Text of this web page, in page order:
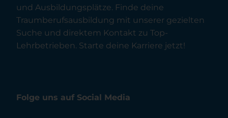
und Ausbildungsplätze. Finde deine
Traumberufsausbildung mit unserer gezielten
Suche und direktem Kontakt zu Top-
Lehrbetrieben. Starte deine Karriere jetzt!
Folge uns auf Social Media